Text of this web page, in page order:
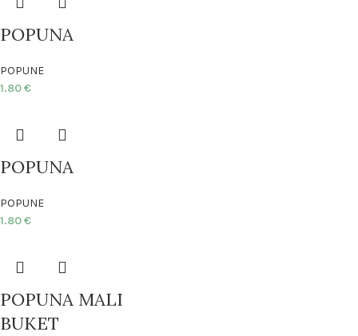
POPUNA
POPUNE
1.80€
POPUNA
POPUNE
1.80€
POPUNA MALI
BUKET